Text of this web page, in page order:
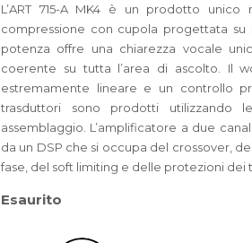
L’ART 715-A MK4 è un prodotto
compressione con cupola progettata
potenza offre una chiarezza vocale
coerente su tutta l’area di ascolto. Il
estremamente lineare e un controllo
trasduttori sono prodotti utilizzando
assemblaggio. L’amplificatore a due
da un DSP che si occupa del crossover,
fase, del soft limiting e delle protezioni dei
Esaurito